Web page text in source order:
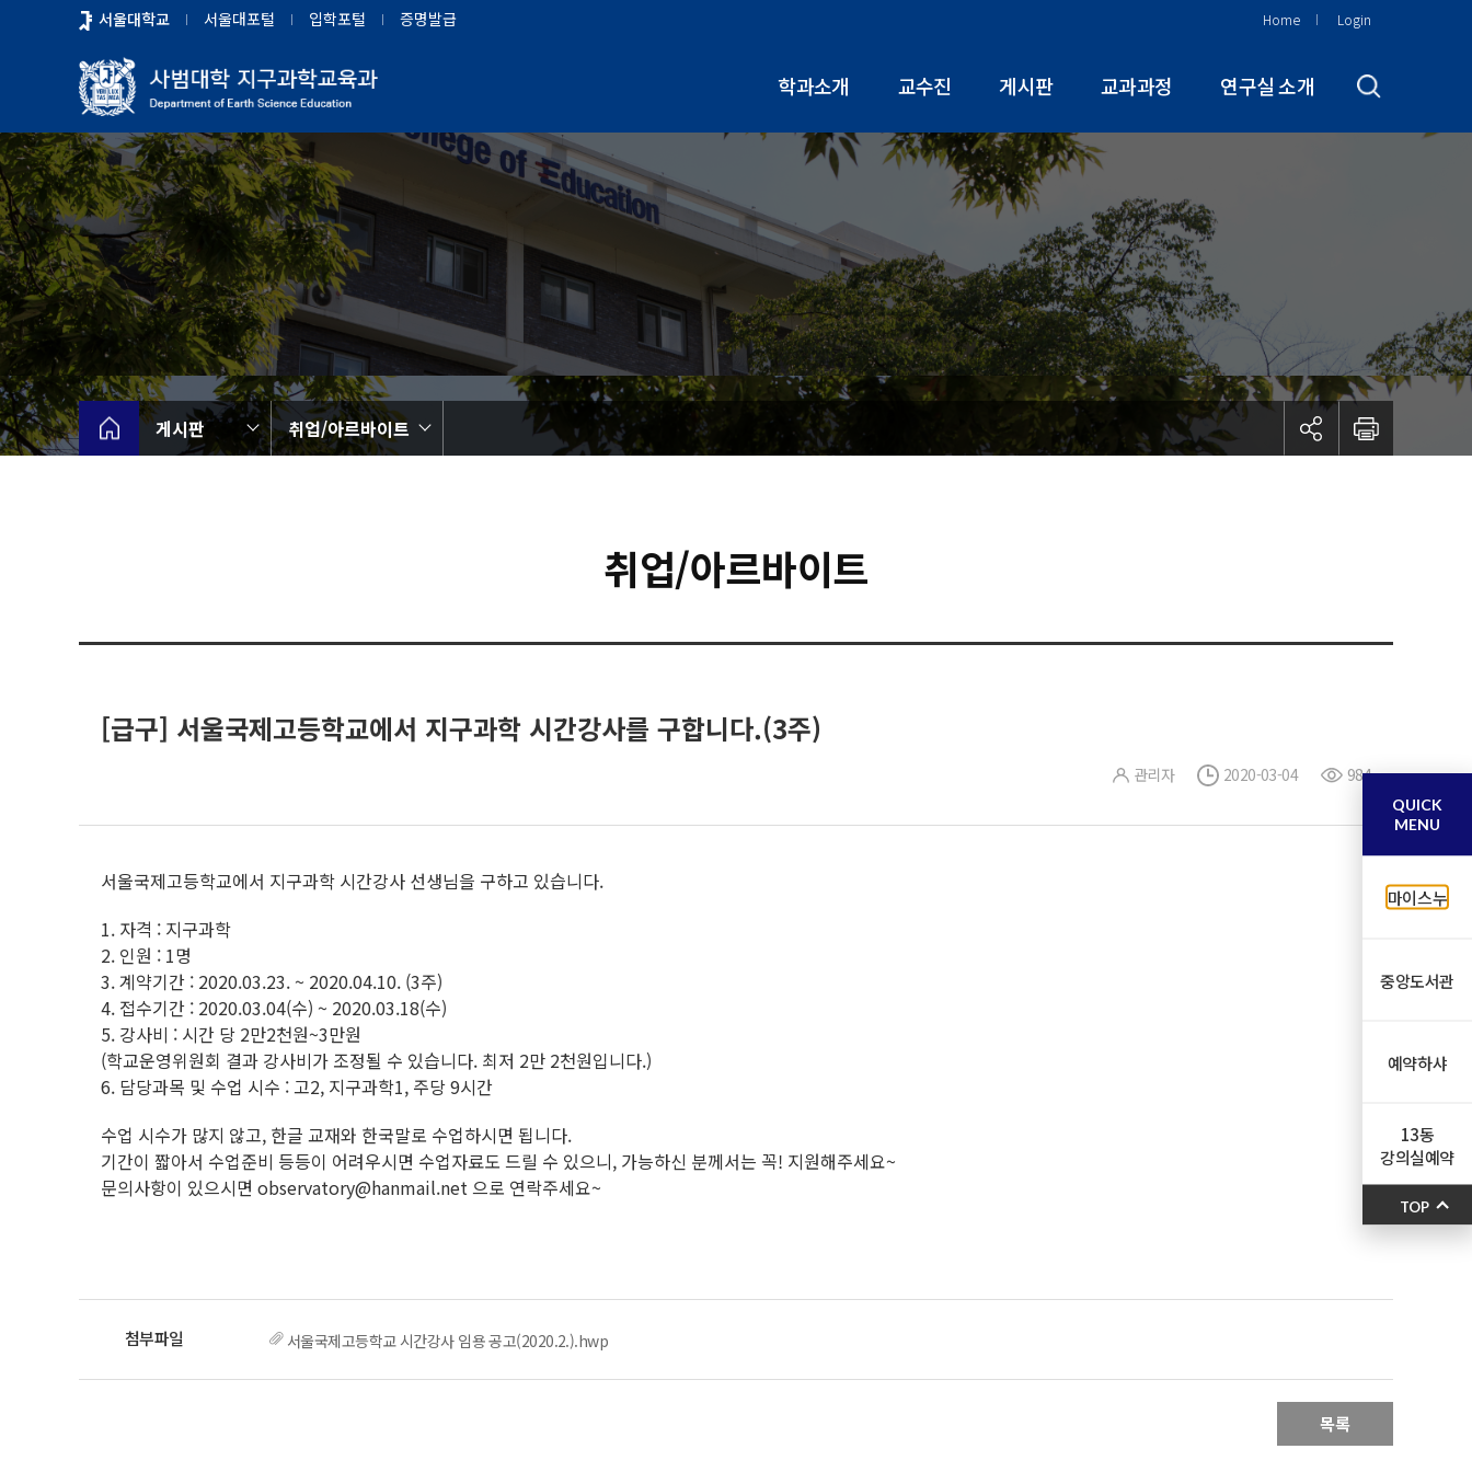
뉴
서울대학교 서울대포털 입학포털 증명발급 Home Login
학과소개 교수진 게시판 교과과정 연구실 소개
게시판 취업/아르바이트
취업/아르바이트
[급구] 서울국제고등학교에서 지구과학 시간강사를 구합니다.(3주)
관리자 2020-03-04 984
서울국제고등학교에서 지구과학 시간강사 선생님을 구하고 있습니다.
1. 자격 : 지구과학
2. 인원 : 1명
3. 계약기간 : 2020.03.23. ~ 2020.04.10. (3주)
4. 접수기간 : 2020.03.04(수) ~ 2020.03.18(수)
5. 강사비 : 시간 당 2만2천원~3만원
(학교운영위원회 결과 강사비가 조정될 수 있습니다. 최저 2만 2천원입니다.)
6. 담당과목 및 수업 시수 : 고2, 지구과학1, 주당 9시간
수업 시수가 많지 않고, 한글 교재와 한국말로 수업하시면 됩니다.
기간이 짧아서 수업준비 등등이 어려우시면 수업자료도 드릴 수 있으니, 가능하신 분께서는 꼭! 지원해주세요~
문의사항이 있으시면 observatory@hanmail.net 으로 연락주세요~
서울국제고등학교 시간강사 임용 공고(2020.2.).hwp
목록
QUICK
MENU
마이스누
중앙도서관
예약하샤
13동
강의실예약
TOP